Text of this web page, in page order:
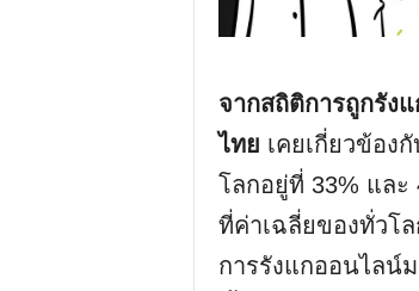
จากสถิติการถูกรัง
ไทย เคยเกี่ยวข้องกั
โลกอยู่ที่ 33% แล
ที่ค่าเฉลี่ยของทั่วโ
การรังแกออนไลน์